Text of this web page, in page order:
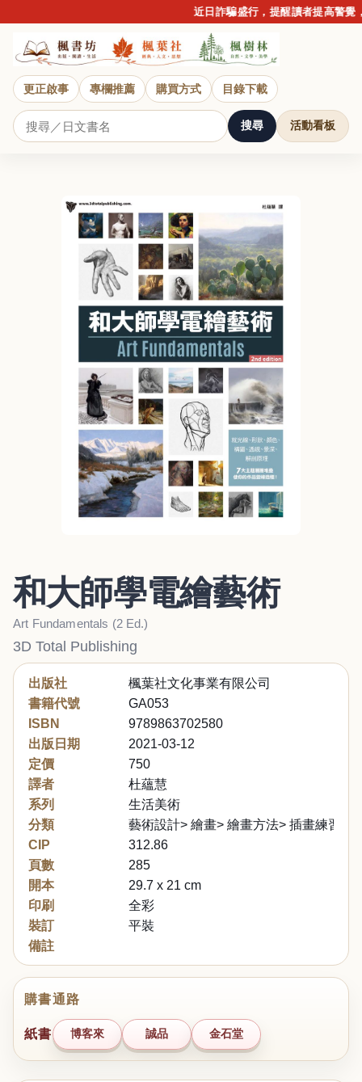
近日詐騙盛行，提醒讀者提高警覺
更正啟事 專欄推薦 購買方式 目錄下載
搜尋 活動看板
和大師學電繪藝術
Art Fundamentals (2 Ed.)
3D Total Publishing
出版社
楓葉社文化事業有限公司
書籍代號
GA053
ISBN
9789863702580
出版日期
2021-03-12
定價
750
譯者
杜蘊慧
系列
生活美術
分類
藝術設計> 繪畫> 繪畫方法> 插畫練習
CIP
312.86
頁數
285
開本
29.7 x 21 cm
印刷
全彩
裝訂
平裝
備註
購書通路
紙書 博客來 誠品 金石堂